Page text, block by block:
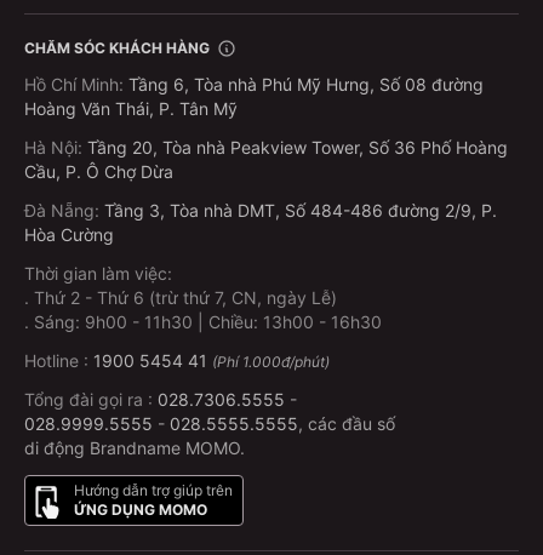
CHĂM SÓC KHÁCH HÀNG
Hồ Chí Minh: Tầng 6, Tòa nhà Phú Mỹ Hưng, Số 08 đường
Hoàng Văn Thái, P. Tân Mỹ
Hà Nội: Tầng 20, Tòa nhà Peakview Tower, Số 36 Phố Hoàng
Cầu, P. Ô Chợ Dừa
Đà Nẵng: Tầng 3, Tòa nhà DMT, Số 484-486 đường 2/9, P.
Hòa Cường
Thời gian làm việc:
. Thứ 2 - Thứ 6 (trừ thứ 7, CN, ngày Lễ)
. Sáng: 9h00 - 11h30 | Chiều: 13h00 - 16h30
Hotline : 1900 5454 41 (Phí 1.000đ/phút)
Tổng đài gọi ra : 028.7306.5555 -
028.9999.5555 - 028.5555.5555, các đầu số
di động Brandname MOMO.
Hướng dẫn trợ giúp trên
ỨNG DỤNG MOMO